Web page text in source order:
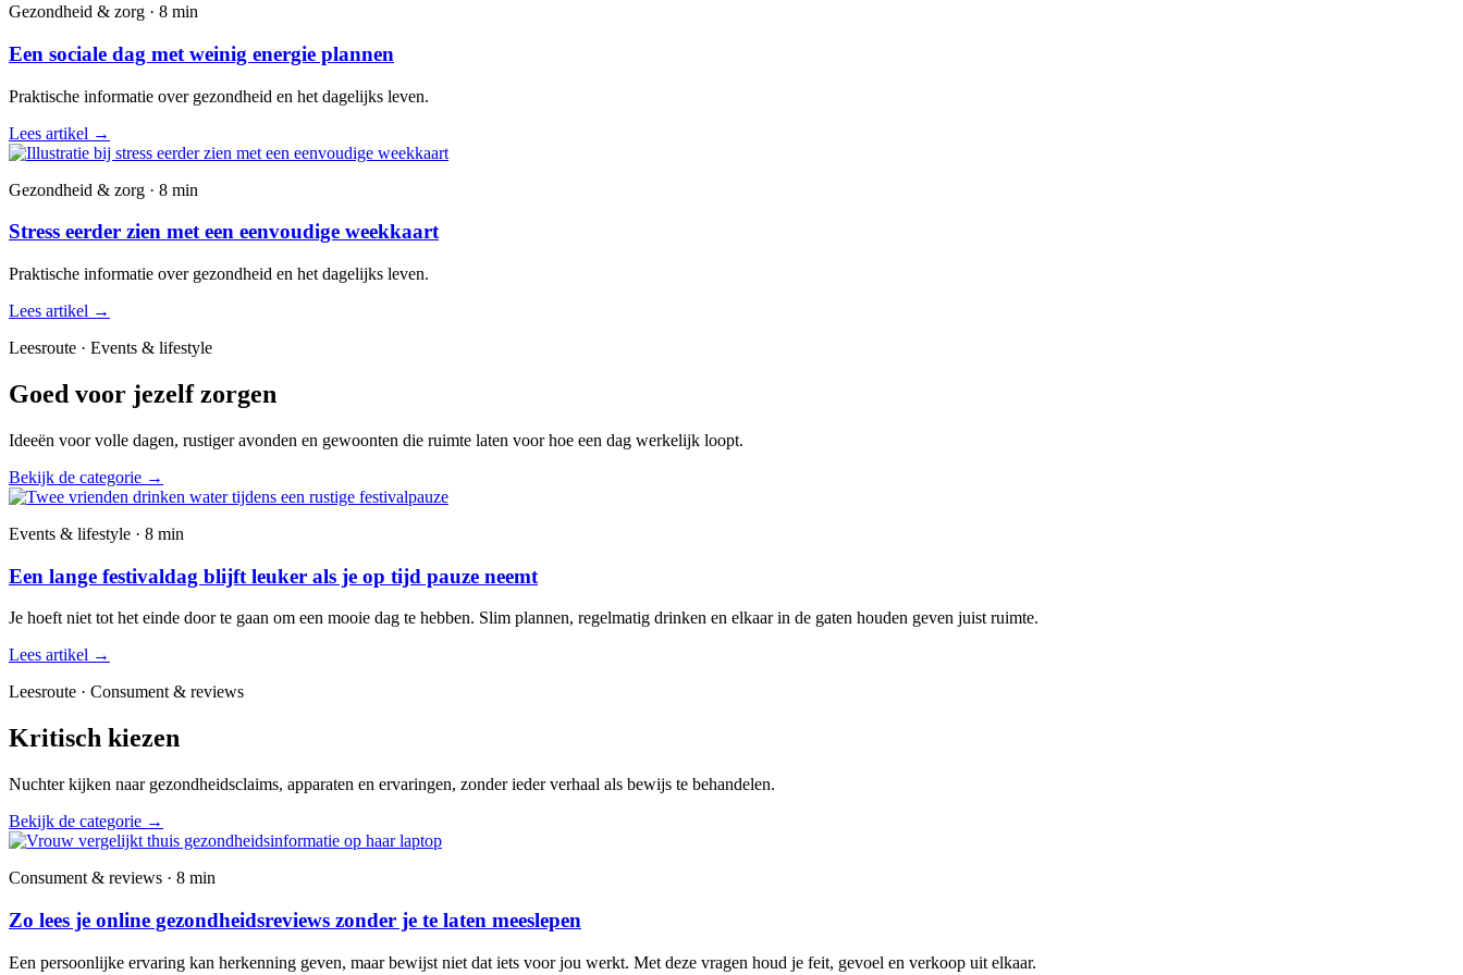
Gezondheid & zorg · 8 min
Een sociale dag met weinig energie plannen
Praktische informatie over gezondheid en het dagelijks leven.
Lees artikel →
Gezondheid & zorg · 8 min
Stress eerder zien met een eenvoudige weekkaart
Praktische informatie over gezondheid en het dagelijks leven.
Lees artikel →
Leesroute · Events & lifestyle
Goed voor jezelf zorgen
Ideeën voor volle dagen, rustiger avonden en gewoonten die ruimte laten voor hoe een dag werkelijk loopt.
Bekijk de categorie →
Events & lifestyle · 8 min
Een lange festivaldag blijft leuker als je op tijd pauze neemt
Je hoeft niet tot het einde door te gaan om een mooie dag te hebben. Slim plannen, regelmatig drinken en elkaar in de gaten houden geven juist ruimte.
Lees artikel →
Leesroute · Consument & reviews
Kritisch kiezen
Nuchter kijken naar gezondheidsclaims, apparaten en ervaringen, zonder ieder verhaal als bewijs te behandelen.
Bekijk de categorie →
Consument & reviews · 8 min
Zo lees je online gezondheidsreviews zonder je te laten meeslepen
Een persoonlijke ervaring kan herkenning geven, maar bewijst niet dat iets voor jou werkt. Met deze vragen houd je feit, gevoel en verkoop uit elkaar.